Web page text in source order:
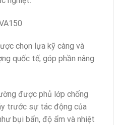
chọn lựa kỹ càng và
quốc tế, góp phần nâng
được phủ lớp chống
trước sự tác động của
bụi bẩn, độ ẩm và nhiệt